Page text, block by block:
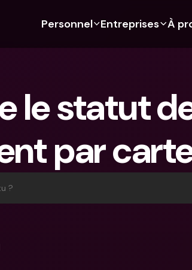
Personnel
Cartes de crédit
Crypto
Paiements
Entreprises
Pour les freelances
Pour les PME
Abonnements
bancaires
bunq Free
Cartes de
Devises
Retraits et
À
Durabilité
Presse
le statut
par
?